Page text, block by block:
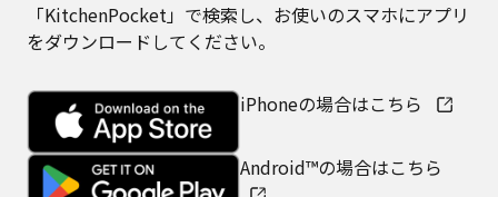
「KitchenPocket」で検索し、お使いのスマホにアプリ
をダウンロードしてください。
iPhoneの場合はこちら
Android™の場合はこちら